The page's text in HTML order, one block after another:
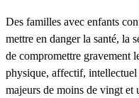
Des familles avec enfants
mettre en danger la santé, la
de compromettre gravement
physique, affectif,
majeurs de moins de vingt et